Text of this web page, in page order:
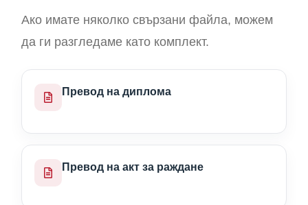
Ако имате няколко свързани файла, можем
да ги разгледаме като комплект.
Превод на диплома
Превод на акт за раждане